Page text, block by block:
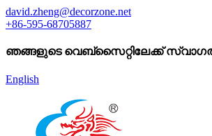
david.zheng@decorzone.net
+86-595-68705887
ഞങ്ങളുടെ വെബ്സൈറ്റിലേക്ക്
English